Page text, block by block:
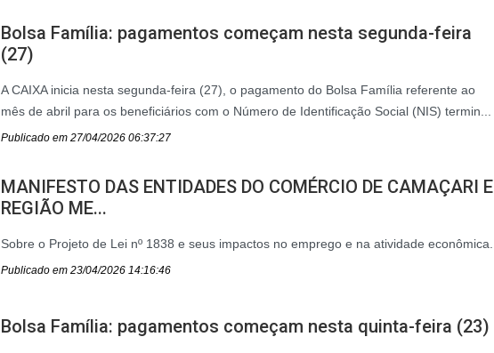
Bolsa Família: pagamentos começam nesta segunda-feira
(27)
A CAIXA inicia nesta segunda-feira (27), o pagamento do Bolsa Família referente ao
mês de abril para os beneficiários com o Número de Identificação Social (NIS) termin...
Publicado em 27/04/2026 06:37:27
MANIFESTO DAS ENTIDADES DO COMÉRCIO DE CAMAÇARI E
REGIÃO ME...
Sobre o Projeto de Lei nº 1838 e seus impactos no emprego e na atividade econômica...
Publicado em 23/04/2026 14:16:46
Bolsa Família: pagamentos começam nesta quinta-feira (23)